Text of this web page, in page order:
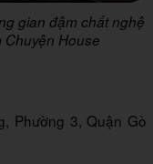
gian đậm chất nghệ
Chuyện House
Phường 3, Quận Gò